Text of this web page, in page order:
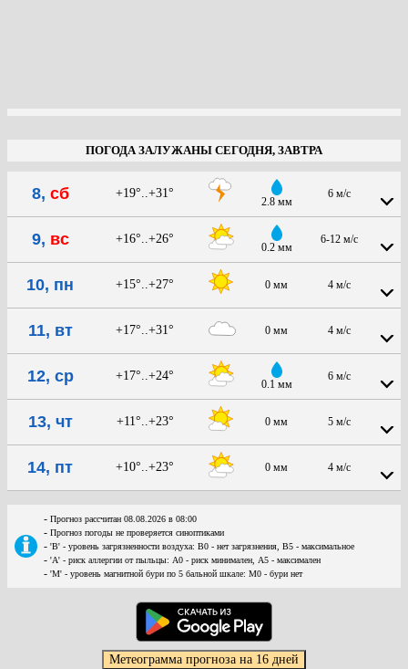
ПОГОДА ЗАЛУЖАНЫ СЕГОДНЯ, ЗАВТРА
8, сб +19°..+31°
2.8 мм
6 м/с
9, вс +16°..+26°
0.2 мм
6-12 м/с
10, пн +15°..+27° 0 мм 4 м/с
11, вт +17°..+31° 0 мм 4 м/с
12, ср +17°..+24°
0.1 мм
6 м/с
13, чт +11°..+23° 0 мм 5 м/с
14, пт +10°..+23° 0 мм 4 м/с
- Прогноз рассчитан 08.08.2026 в 08:00
- Прогноз погоды не проверяется синоптиками
- 'В' - уровень загрязненности воздуха: В0 - нет загрязнения, В5 - максимальное
- 'А' - риск аллергии от пыльцы: А0 - риск минимален, А5 - максимален
- 'М' - уровень магнитной бури по 5 бальной шкале: М0 - бури нет